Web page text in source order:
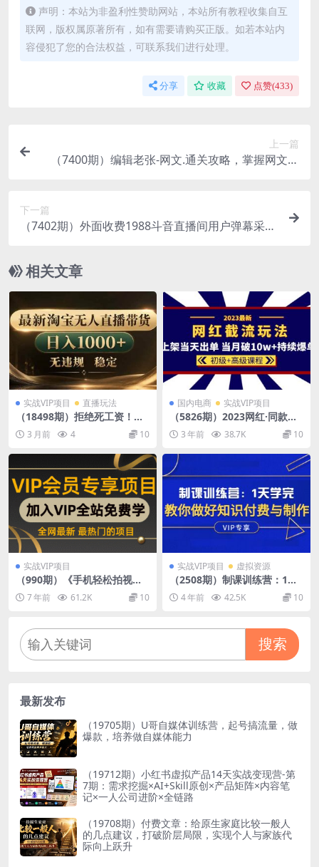
声明：本站为非盈利性赞助网站，本站所有教程收集自互
联网，版权属原著所有，如有需要请购买正版。如若本站内
容侵犯了您的合法权益，可联系我们进行处理。
分享 收藏 点赞(433)
上一篇
（7400期）编辑老张-网文.通关攻略，掌握网文创
下一篇
（7402期）外面收费1988斗音直播间用户弹幕采集
相关文章
实战VIP项目 直播玩法
（18498期）拒绝死工资！淘
宝无人直播，让你睡觉都在进
账 3 月前 4 10
国内电商 实战VIP项目
（5826期）2023网红·同款截
流玩法【初级+高级课程】上
架当天出单 当月破10w+持续
爆单
3 年前 38.7K 10
实战VIP项目
（990期）《手机轻松拍视
频》训练营课，人人都是vlog
er（全套课程）
7 年前 61.2K 10
实战VIP项目 虚拟资源
（2508期）制课训练营：1天
学完，教你做好知识付费与制
作课程
4 年前 42.5K 10
搜索
最新发布
（19705期）U哥自媒体训练营，起号搞流量，做
爆款，培养做自媒体能力
（19712期）小红书虚拟产品14天实战变现营-第
7期：需求挖掘×AI+Skill原创×产品矩阵×内容笔
记×一人公司进阶×全链路
（19708期）付费文章：给原生家庭比较一般人
的几点建议，打破阶层局限，实现个人与家族代
际向上跃升